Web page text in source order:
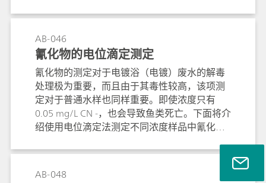
羰基化合物的水溶液和非水溶液分析滴定方
法。
AB-046
氰化物的电位滴定测定
氰化物的测定对于电镀浴（电镀）废水的解毒
处理极为重要，而且由于其毒性较高，该项测
定对于普通水样也同样重要。即使浓度只有
0.05 mg/L CN -，也会导致鱼类死亡。下面将介
绍使用电位滴定法测定不同浓度样品中氰化物
的过程。化学反应：2 CN - + Ag + → [Ag(CN)
2] -[Ag(CN) 2] - + Ag + → 2 AgCN
AB-048